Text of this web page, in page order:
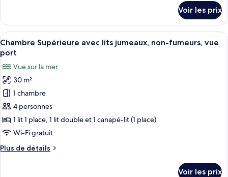
avec
lits
jumeaux,
non-
fumeurs
(No
View)
le
type
de
chambre
Chambre
Standard
avec
lits
jumeaux,
non-
(No
View)
Voir les prix
Afficher
toutes
les
photos
pour
ce
type
de
chambre :
Supérieure
Une chambre d’hôtel avec deux
50
Chambre Supérieure avec lits jumeaux, non-fumeurs, vue
port
Vue sur la mer
30 m²
1 chambre
4 personnes
1 lit 1 place, 1 lit double et 1 canapé-lit (1 place)
Wi-Fi gratuit
Plus de détails
Plus
Voir les prix